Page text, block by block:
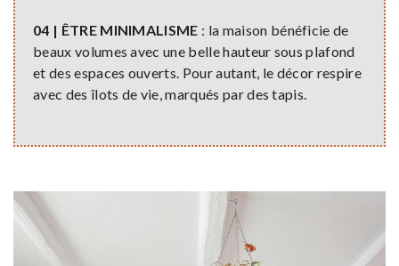
04 | ÊTRE MINIMALISME : la maison bénéficie de
beaux volumes avec une belle hauteur sous plafond
et des espaces ouverts. Pour autant, le décor respire
avec des îlots de vie, marqués par des tapis.